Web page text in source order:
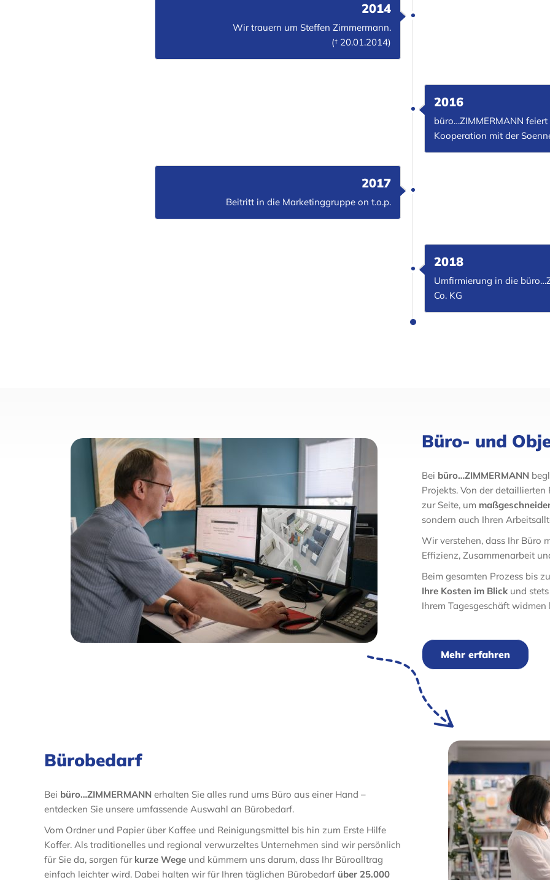
2014
Wir trauern um Steffen Zimmermann.
(† 20.01.2014)
2016
büro…ZIMMERMANN
Kooperation mit der
2017
Beitritt in die Marketinggruppe on t.o.p.
2018
Umfirmierung in die
Co. KG
Büro- und
Bei büro…ZIMMERMANN
Projekts. Von der
zur Seite, um
sondern auch Ihren
Wir verstehen, dass Ihr Büro
Effizienz, Zusammenarbeit
Beim gesamten Prozess bis
Ihre Kosten im Blick und
Ihrem Tagesgeschäft widmen
Mehr erfahren
Bürobedarf
Bei büro…ZIMMERMANN erhalten Sie alles rund ums Büro aus einer Hand –
entdecken Sie unsere umfassende Auswahl an Bürobedarf.
Vom Ordner und Papier über Kaffee und Reinigungsmittel bis hin zum Erste Hilfe
Koffer. Als traditionelles und regional verwurzeltes Unternehmen sind wir persönlich
für Sie da, sorgen für kurze Wege und kümmern uns darum, dass Ihr Büroalltrag
einfach leichter wird. Dabei halten wir für Ihren täglichen Bürobedarf über 25.000